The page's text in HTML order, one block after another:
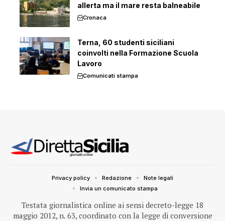
allerta ma il mare resta balneabile
Cronaca
Terna, 60 studenti siciliani
coinvolti nella Formazione Scuola
Lavoro
Comunicati stampa
Testata giornalistica online ai sensi decreto-legge 18
maggio 2012, n. 63, coordinato con la legge di conversione
Privacy policy Redazione
Note legali
Invia un comunicato stampa